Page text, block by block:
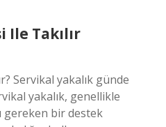
Ile Takılır
Servikal yakalık günde
yakalık, genellikle
gereken bir destek